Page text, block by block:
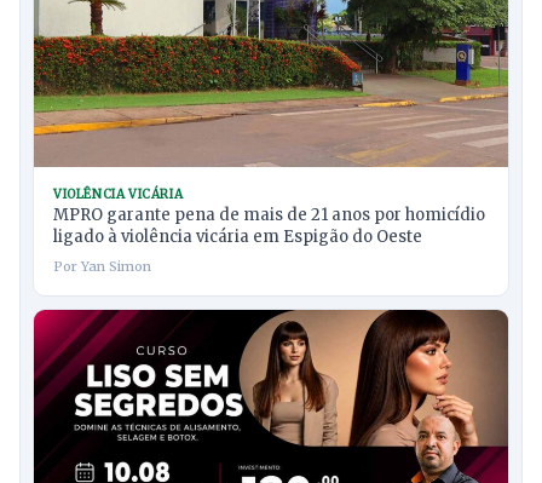
VIOLÊNCIA VICÁRIA
MPRO garante pena de mais de 21 anos por homicídio
ligado à violência vicária em Espigão do Oeste
Por Yan Simon